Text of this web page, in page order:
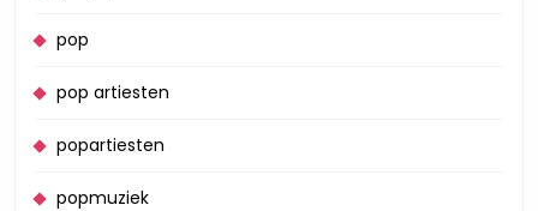
pop
pop artiesten
popartiesten
popmuziek